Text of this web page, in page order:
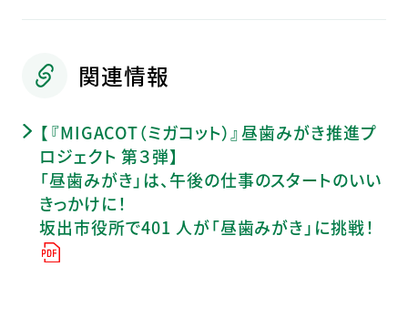
関連情報
【『MIGACOT（ミガコット）』昼歯みがき推進プ
ロジェクト 第３弾】
「昼歯みがき」は、午後の仕事のスタートのいい
きっかけに！
坂出市役所で401 人が「昼歯みがき」に挑戦！